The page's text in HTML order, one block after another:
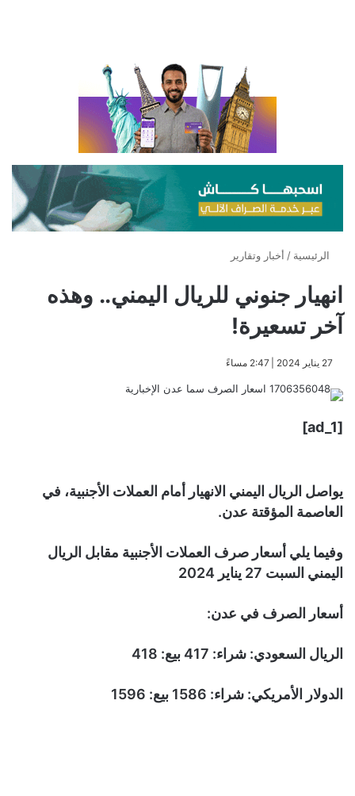
الرئيسية / أخبار وتقارير
انهيار جنوني للريال اليمني.. وهذه
آخر تسعيرة!
​27 يناير 2024 | 2:47 مساءً
[ad_1]
يواصل الريال اليمني الانهيار أمام العملات الأجنبية، في
العاصمة المؤقتة عدن.
وفيما يلي أسعار صرف العملات الأجنبية مقابل الريال
اليمني السبت 27 يناير 2024
أسعار الصرف في عدن:
الريال السعودي: شراء: 417 بيع: 418
الدولار الأمريكي: شراء: 1586 بيع: 1596